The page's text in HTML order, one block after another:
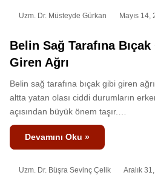
Uzm. Dr. Müsteyde Gürkan
Mayıs 14,
Belin Sağ Tarafına
Giren Ağrı
Belin sağ tarafına bıçak gibi giren
altta yatan olası ciddi durumların
açısından büyük önem taşır.…
Devamını Oku »
Uzm. Dr. Büşra Sevinç Çelik
Aralık